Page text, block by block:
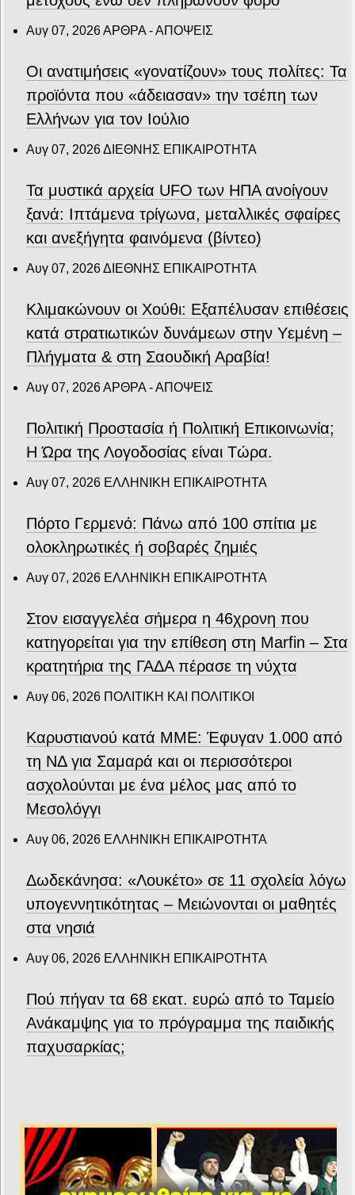
Αυγ 07, 2026ΑΡΘΡΑ - ΑΠΟΨΕΙΣ
Οι ανατιμήσεις «γονατίζουν» τους πολίτες: Τα
προϊόντα που «άδειασαν» την τσέπη των
Ελλήνων για τον Ιούλιο
Αυγ 07, 2026ΔΙΕΘΝΗΣ ΕΠΙΚΑΙΡΟΤΗΤΑ
Τα μυστικά αρχεία UFO των ΗΠΑ ανοίγουν
ξανά: Ιπτάμενα τρίγωνα, μεταλλικές σφαίρες
και ανεξήγητα φαινόμενα (βίντεο)
Αυγ 07, 2026ΔΙΕΘΝΗΣ ΕΠΙΚΑΙΡΟΤΗΤΑ
Κλιμακώνουν οι Χούθι: Eξαπέλυσαν επιθέσεις
κατά στρατιωτικών δυνάμεων στην Υεμένη –
Πλήγματα & στη Σαουδική Αραβία!
Αυγ 07, 2026ΑΡΘΡΑ - ΑΠΟΨΕΙΣ
Πολιτική Προστασία ή Πολιτική Επικοινωνία;
Η Ώρα της Λογοδοσίας είναι Τώρα.
Αυγ 07, 2026 ΕΛΛΗΝΙΚΗ ΕΠΙΚΑΙΡΟΤΗΤΑ
Πόρτο Γερμενό: Πάνω από 100 σπίτια με
ολοκληρωτικές ή σοβαρές ζημιές
Αυγ 07, 2026 ΕΛΛΗΝΙΚΗ ΕΠΙΚΑΙΡΟΤΗΤΑ
Στον εισαγγελέα σήμερα η 46χρονη που
κατηγορείται για την επίθεση στη Marfin – Στα
κρατητήρια της ΓΑΔΑ πέρασε τη νύχτα
Αυγ 06, 2026 ΠΟΛΙΤΙΚΗ ΚΑΙ ΠΟΛΙΤΙΚΟΙ
Καρυστιανού κατά ΜΜΕ: Έφυγαν 1.000 από
τη ΝΔ για Σαμαρά και οι περισσότεροι
ασχολούνται με ένα μέλος μας από το
Μεσολόγγι
Αυγ 06, 2026 ΕΛΛΗΝΙΚΗ ΕΠΙΚΑΙΡΟΤΗΤΑ
Δωδεκάνησα: «Λουκέτο» σε 11 σχολεία λόγω
υπογεννητικότητας – Μειώνονται οι μαθητές
στα νησιά
Αυγ 06, 2026 ΕΛΛΗΝΙΚΗ ΕΠΙΚΑΙΡΟΤΗΤΑ
Πού πήγαν τα 68 εκατ. ευρώ από το Ταμείο
Ανάκαμψης για το πρόγραμμα της παιδικής
παχυσαρκίας;